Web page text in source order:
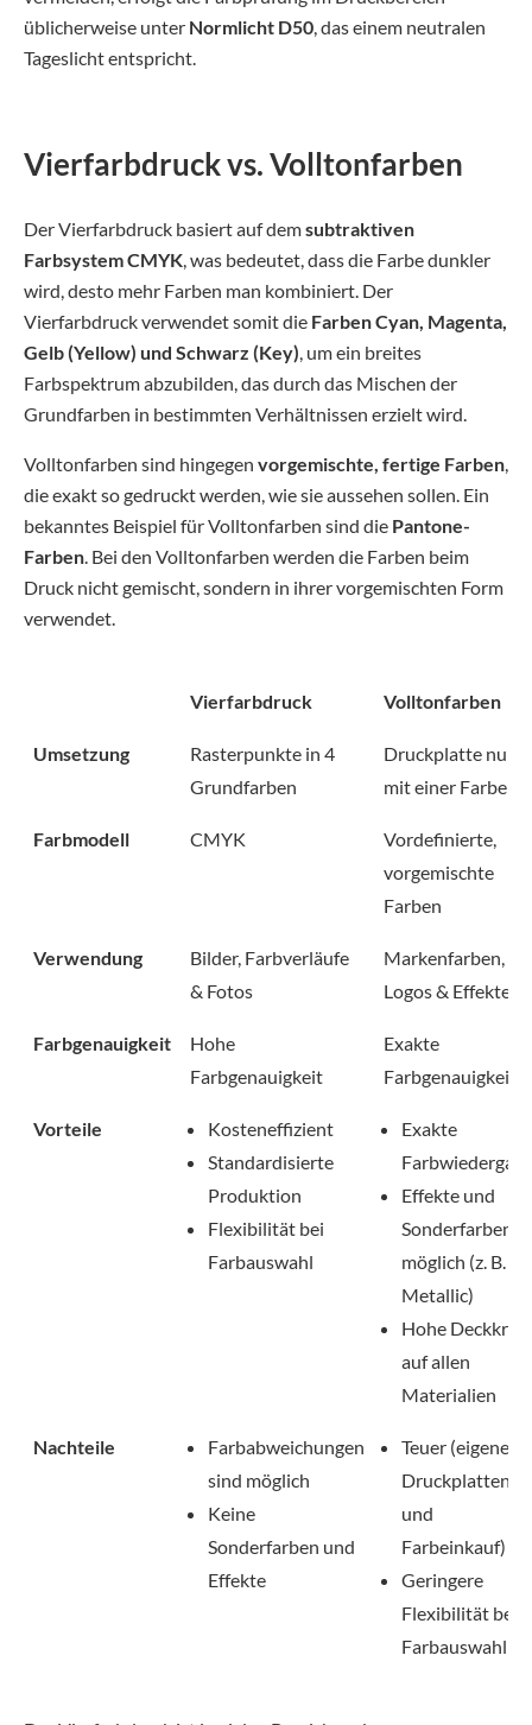
üblicherweise unter Normlicht D50, das einem neutralen
Tageslicht entspricht.
Vierfarbdruck vs. Volltonfarben
Der Vierfarbdruck basiert auf demsubtraktiven
Farbsystem CMYK, was bedeutet, dass die Farbe dunkler
wird, desto mehr Farben man kombiniert. Der
Vierfarbdruck verwendet somit die Farben Cyan, Magenta,
Gelb (Yellow) und Schwarz (Key), um ein breites
Farbspektrum abzubilden, das durch das Mischen der
Grundfarben in bestimmten Verhältnissen erzielt wird.
Volltonfarben sind hingegen vorgemischte, fertige Farben,
die exakt so gedruckt werden, wie sie aussehen sollen. Ein
bekanntes Beispiel für Volltonfarben sind die Pantone-
Farben. Bei den Volltonfarben werden die Farben beim
Druck nicht gemischt, sondern in ihrer vorgemischten Form
verwendet.
Vierfarbdruck Volltonfarben
Umsetzung
Rasterpunkte in 4
Grundfarben
Druckplatte nur
mit einer Farbe
Farbmodell CMYK
Vordefinierte,
vorgemischte
Farben
Verwendung
Bilder, Farbverläufe
& Fotos
Markenfarben,
Logos & Effekte
Farbgenauigkeit
Hohe
Farbgenauigkeit
Exakte
Farbgenauigkeit
Vorteile
Kosteneffizient
Standardisierte
Produktion
Flexibilität bei
Farbauswahl
Exakte
Effekte und
Sonderfarben
möglich (z. B.
Metallic)
Hohe Deckkraft
auf allen
Materialien
Nachteile
Farbabweichungen
sind möglich
Keine
Sonderfarben und
Effekte
Teuer (eigene
Druckplatten
und
Farbeinkauf)
Geringere
Flexibilität bei
Farbauswahl